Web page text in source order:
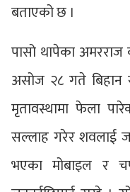
बताएको छ ।
पासो थापेका अमरराज
असोज २८ गते बिहान
मृतावस्थामा फेला
सल्लाह गरेर शवलाई
भएका मोबाइल र